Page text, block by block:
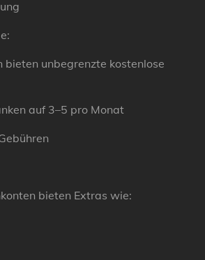
bieten unbegrenzte kostenlose
auf 3–5 pro Monat
bieten Extras wie: